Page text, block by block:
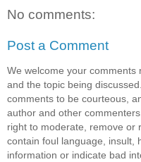
No comments:
Post a Comment
We welcome your comments
and the topic being
comments to be courteous,
author and other
right to moderate, remove or
contain foul language, insult,
information or indicate bad